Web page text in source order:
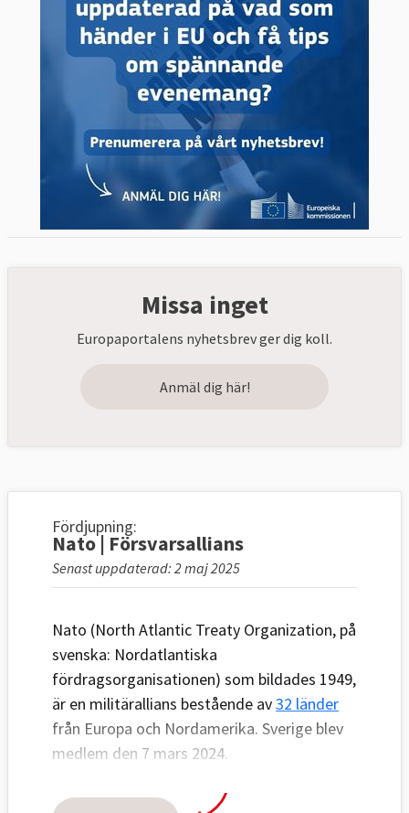
Missa inget
Europaportalens nyhetsbrev ger dig koll.
Anmäl dig här!
Fördjupning:
Nato | Försvarsallians
Senast uppdaterad: 2 maj 2025
Nato (North Atlantic Treaty Organization, på
svenska: Nordatlantiska
fördragsorganisationen) som bildades 1949,
är en militärallians bestående av32 länder
från Europa och Nordamerika. Sverige blev
medlem den 7 mars 2024.
Natos syfte är att arbeta för och säkerställa